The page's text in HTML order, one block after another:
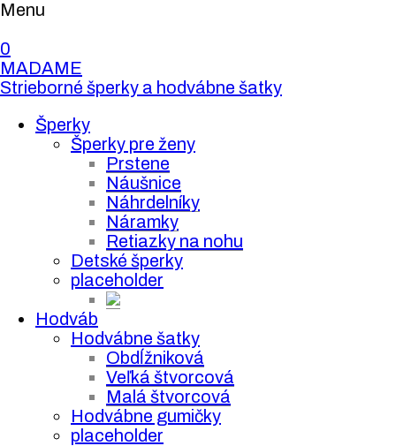
Menu
0
MADAME
Strieborné šperky a hodvábne šatky
Šperky
Šperky pre ženy
Prstene
Náušnice
Náhrdelníky
Náramky
Retiazky na nohu
Detské šperky
placeholder
Hodváb
Hodvábne šatky
Obdĺžniková
Veľká štvorcová
Malá štvorcová
Hodvábne gumičky
placeholder